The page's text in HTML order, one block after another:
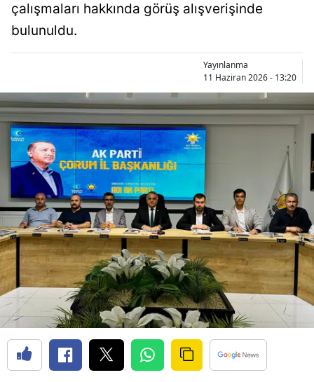
Bursa
Çanakkale
Çankırı
Diyarbakır
Edirne
Elazığ
Erzincan
Erzurum
Eskişehir
Gaziantep
çalışmaları hakkında görüş alışverişinde
bulunuldu.
Yayınlanma
11 Haziran 2026 - 13:20